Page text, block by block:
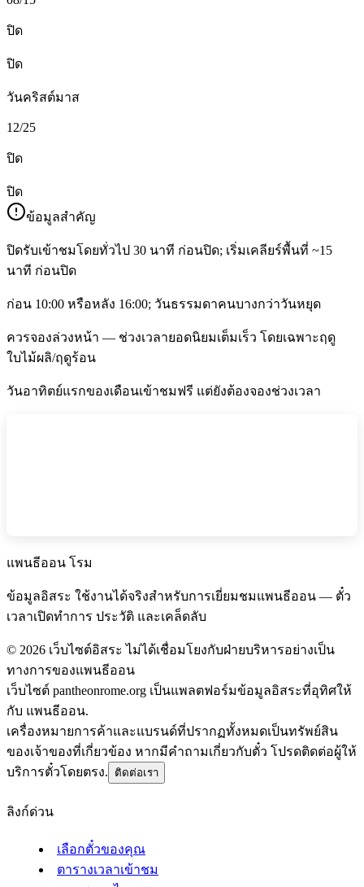
ปิด
ปิด
วันคริสต์มาส
12/25
ปิด
ปิด
ข้อมูลสำคัญ
ปิดรับเข้าชมโดยทั่วไป 30 นาที ก่อนปิด; เริ่มเคลียร์พื้นที่ ~15
นาที ก่อนปิด
ก่อน 10:00 หรือหลัง 16:00; วันธรรมดาคนบางกว่าวันหยุด
ควรจองล่วงหน้า — ช่วงเวลายอดนิยมเต็มเร็ว โดยเฉพาะฤดู
ใบไม้ผลิ/ฤดูร้อน
วันอาทิตย์แรกของเดือนเข้าชมฟรี แต่ยังต้องจองช่วงเวลา
แพนธีออน โรม
ข้อมูลอิสระ ใช้งานได้จริงสำหรับการเยี่ยมชมแพนธีออน — ตั๋ว
เวลาเปิดทำการ ประวัติ และเคล็ดลับ
© 2026 เว็บไซต์อิสระ ไม่ได้เชื่อมโยงกับฝ่ายบริหารอย่างเป็น
ทางการของแพนธีออน
เว็บไซต์ pantheonrome.org เป็นแพลตฟอร์มข้อมูลอิสระที่อุทิศให้
กับ แพนธีออน.
เครื่องหมายการค้าและแบรนด์ที่ปรากฏทั้งหมดเป็นทรัพย์สิน
ของเจ้าของที่เกี่ยวข้อง หากมีคำถามเกี่ยวกับตั๋ว โปรดติดต่อผู้ให้
บริการตั๋วโดยตรง.
ติดต่อเรา
ลิงก์ด่วน
เลือกตั๋วของคุณ
ตารางเวลาเข้าชม